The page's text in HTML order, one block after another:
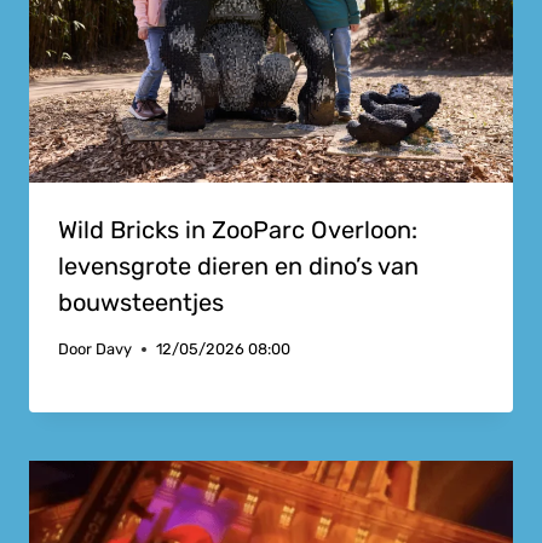
Wild Bricks in ZooParc Overloon:
levensgrote dieren en dino’s van
bouwsteentjes
Door Davy 12/05/2026 08:00